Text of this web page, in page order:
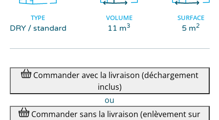
TYPE
DRY / standard
VOLUME
11 m3
SURFACE
5 m2
Commanderavec la livraison (déchargement
inclus)
ou
Commandersans la livraison (enlèvement sur